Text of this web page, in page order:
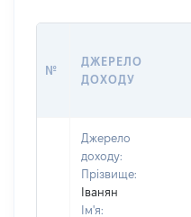
№
ДЖЕРЕЛО
ДОХОДУ
Джерело
доходу:
Прізвище:
Іванян
Ім'я: